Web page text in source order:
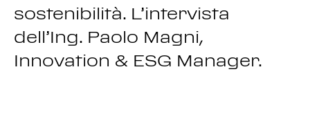
sostenibilità. L’intervista
dell’Ing. Paolo Magni,
Innovation & ESG Manager.